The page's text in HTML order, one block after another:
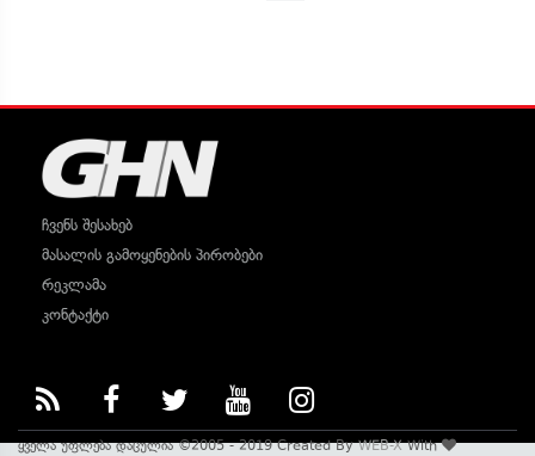
ჩვენს შესახებ
მასალის გამოყენების პირობები
რეკლამა
კონტაქტი
ყველა უფლება დაცულია ©2005 - 2019 Created ByWEB-XWith